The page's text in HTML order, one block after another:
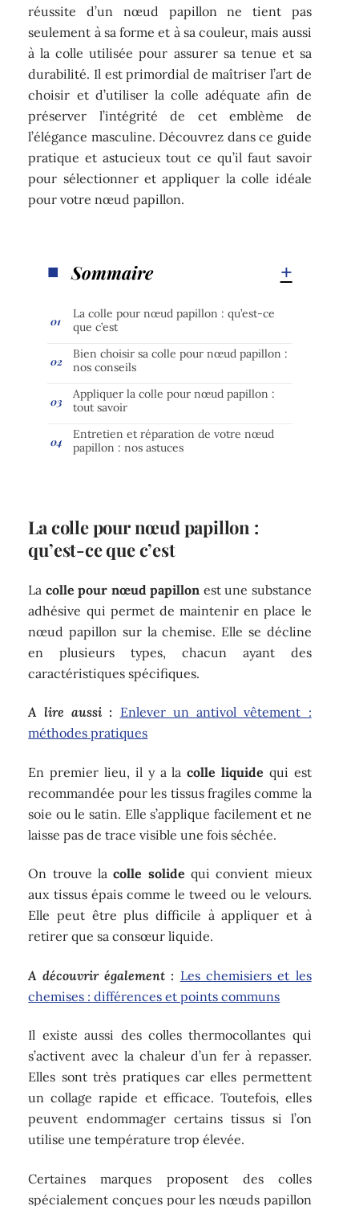
réussite d’un nœud papillon ne tient pas
seulement à sa forme et à sa couleur, mais aussi
à la colle utilisée pour assurer sa tenue et sa
durabilité. Il est primordial de maîtriser l’art de
choisir et d’utiliser la colle adéquate afin de
préserver l’intégrité de cet emblème de
l’élégance masculine. Découvrez dans ce guide
pratique et astucieux tout ce qu’il faut savoir
pour sélectionner et appliquer la colle idéale
pour votre nœud papillon.
Sommaire
La colle pour nœud papillon : qu’est-ce
que c’est
Bien choisir sa colle pour nœud papillon :
nos conseils
Appliquer la colle pour nœud papillon :
tout savoir
Entretien et réparation de votre nœud
papillon : nos astuces
La colle pour nœud papillon :
qu’est-ce que c’est
La colle pour nœud papillon est une substance
adhésive qui permet de maintenir en place le
nœud papillon sur la chemise. Elle se décline
en plusieurs types, chacun ayant des
caractéristiques spécifiques.
A lire aussi : Enlever un antivol vêtement :
méthodes pratiques
En premier lieu, il y a lacolle liquide qui est
recommandée pour les tissus fragiles comme la
soie ou le satin. Elle s’applique facilement et ne
laisse pas de trace visible une fois séchée.
On trouve lacolle solide qui convient mieux
aux tissus épais comme le tweed ou le velours.
Elle peut être plus difficile à appliquer et à
retirer que sa consœur liquide.
A découvrir également : Les chemisiers et les
chemises : différences et points communs
Il existe aussi des colles thermocollantes qui
s’activent avec la chaleur d’un fer à repasser.
Elles sont très pratiques car elles permettent
un collage rapide et efficace. Toutefois, elles
peuvent endommager certains tissus si l’on
utilise une température trop élevée.
Certaines marques proposent des colles
spécialement conçues pour les nœuds papillon